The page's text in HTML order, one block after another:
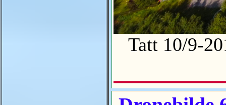
Tatt 10/9-